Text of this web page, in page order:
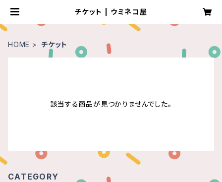
チケット | ウミネコ屋
HOME チケット
該当する商品が見つかりませんでした。
CATEGORY